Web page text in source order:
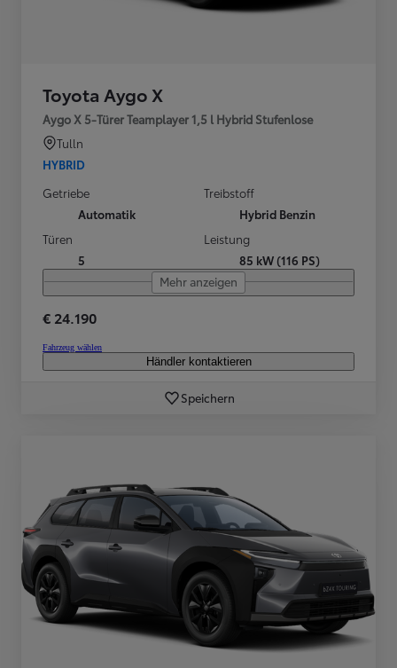
Toyota Aygo X
Aygo X 5-Türer Teamplayer 1,5 l Hybrid Stufenlose
Tulln
HYBRID
Getriebe
Automatik
Treibstoff
Hybrid Benzin
Türen
5
Leistung
85 kW (116 PS)
Mehr anzeigen
€ 24.190
Fahrzeug wählen
Händler kontaktieren
Speichern